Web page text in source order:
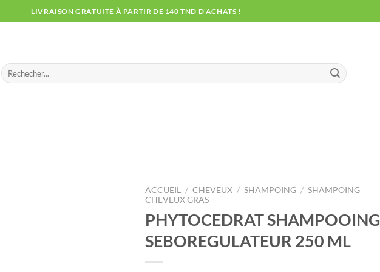
LIVRAISON GRATUITE À PARTIR DE 140 TND D'ACHATS !
Recherche
pour :
ACCUEIL / CHEVEUX / SHAMPOING / SHAMPOING
CHEVEUX GRAS
PHYTOCEDRAT SHAMPOOING
SEBOREGULATEUR 250 ML